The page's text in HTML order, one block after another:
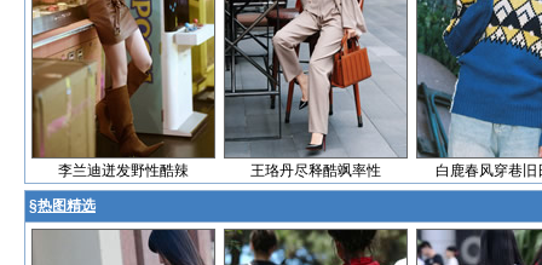
李兰迪迸发野性酷辣 王珞丹尽释酷飒率性 白鹿春风穿巷旧
§热图精选